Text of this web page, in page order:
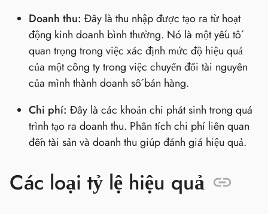
Doanh thu: Đây là thu nhập được tạo ra từ hoạt
động kinh doanh bình thường. Nó là một yếu tố
quan trọng trong việc xác định mức độ hiệu quả
của một công ty trong việc chuyển đổi tài nguyên
của mình thành doanh số bán hàng.
Chi phí: Đây là các khoản chi phát sinh trong quá
trình tạo ra doanh thu. Phân tích chi phí liên quan
đến tài sản và doanh thu giúp đánh giá hiệu quả.
Các loại tỷ lệ hiệu quả